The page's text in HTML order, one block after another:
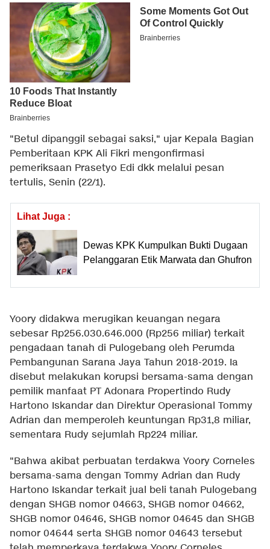
"Betul dipanggil sebagai saksi," ujar Kepala Bagian
Pemberitaan KPK Ali Fikri mengonfirmasi
pemeriksaan Prasetyo Edi dkk melalui pesan
tertulis, Senin (22/1).
Lihat Juga :
Dewas KPK Kumpulkan Bukti Dugaan
Pelanggaran Etik Marwata dan Ghufron
Yoory didakwa merugikan keuangan negara
sebesar Rp256.030.646.000 (Rp256 miliar) terkait
pengadaan tanah di Pulogebang oleh Perumda
Pembangunan Sarana Jaya Tahun 2018-2019. Ia
disebut melakukan korupsi bersama-sama dengan
pemilik manfaat PT Adonara Propertindo Rudy
Hartono Iskandar dan Direktur Operasional Tommy
Adrian dan memperoleh keuntungan Rp31,8 miliar,
sementara Rudy sejumlah Rp224 miliar.
"Bahwa akibat perbuatan terdakwa Yoory Corneles
bersama-sama dengan Tommy Adrian dan Rudy
Hartono Iskandar terkait jual beli tanah Pulogebang
dengan SHGB nomor 04663, SHGB nomor 04662,
SHGB nomor 04646, SHGB nomor 04645 dan SHGB
nomor 04644 serta SHGB nomor 04643 tersebut